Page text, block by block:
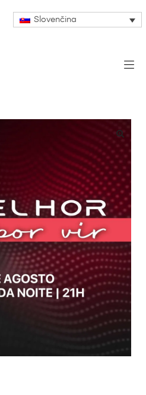
Slovenčina